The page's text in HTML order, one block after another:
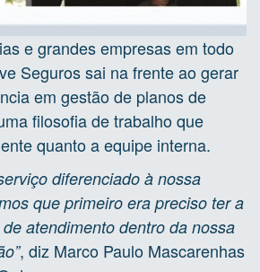
e grandes empresas em todo
Seguros sai na frente ao gerar
em gestão de planos de
filosofia de trabalho que
quanto a equipe interna.
diferenciado à nossa
que primeiro era preciso ter a
atendimento dentro da nossa
, diz Marco Paulo Mascarenhas